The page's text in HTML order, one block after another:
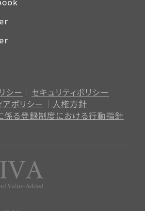
シー
セキュリティポリシー
アポリシー
人権方針
係る登録制度における行動指針